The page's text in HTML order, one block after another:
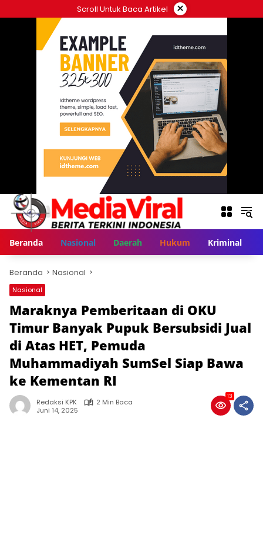
ke
Scroll Untuk Baca Artikel ×
Beranda Nasional Daerah Hukum Kriminal
Beranda Nasional
Nasional
Maraknya Pemberitaan di OKU
Timur Banyak Pupuk Bersubsidi Jual
di Atas HET, Pemuda
Muhammadiyah SumSel Siap Bawa
ke Kementan RI
Redaksi KPK
2 Min Baca
Juni 14, 2025
13